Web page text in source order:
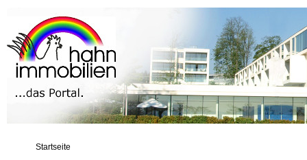
Startseite